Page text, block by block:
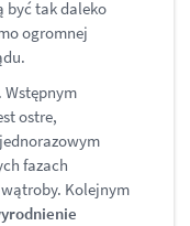
być tak daleko
ogromnej
. Wstępnym
ostre,
fazach
wątroby. Kolejnym